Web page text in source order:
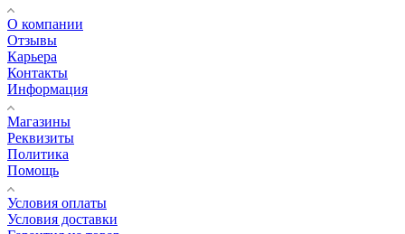
О компании
Отзывы
Карьера
Контакты
Информация
Магазины
Реквизиты
Политика
Помощь
Условия оплаты
Условия доставки